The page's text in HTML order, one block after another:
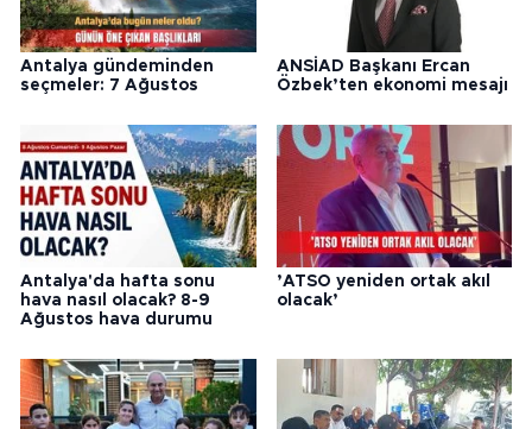
Antalya gündeminden
seçmeler: 7 Ağustos
ANSİAD Başkanı Ercan
Özbek’ten ekonomi mesajı
Antalya'da hafta sonu
hava nasıl olacak? 8-9
Ağustos hava durumu
’ATSO yeniden ortak akıl
olacak’